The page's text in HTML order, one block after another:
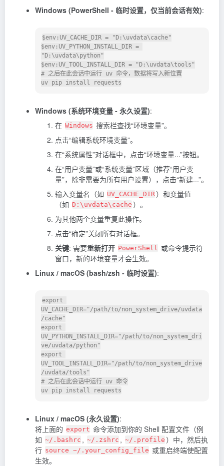
Windows (PowerShell - 临时设置，仅当前会话有效):
$env:UV_CACHE_DIR = "D:\uvdata\cache"
$env:UV_PYTHON_INSTALL_DIR =
"D:\uvdata\python"
$env:UV_TOOL_INSTALL_DIR = "D:\uvdata\tools"
# 之后在此会话中运行 uv 命令，数据将写入新位置
Windows (系统环境变量 - 永久设置):
在 Windows 搜索栏查找“环境变量”。
点击“编辑系统环境变量”。
在“系统属性”对话框中，点击“环境变量...”按钮。
在“用户变量”或“系统变量”区域（推荐“用户变
量”，除非需要为所有用户设置），点击“新建...”。
输入变量名（如 UV_CACHE_DIR ）和变量值
（如 D:\uvdata\cache ）。
为其他两个变量重复此操作。
点击“确定”关闭所有对话框。
关键: 需要重新打开 PowerShell 或命令提示符
窗口，新的环境变量才会生效。
Linux / macOS (bash/zsh - 临时设置):
export
UV_CACHE_DIR="/path/to/non_system_drive/uvdata
/cache"
export
UV_PYTHON_INSTALL_DIR="/path/to/non_system_dri
ve/uvdata/python"
export
UV_TOOL_INSTALL_DIR="/path/to/non_system_drive
/uvdata/tools"
# 之后在此会话中运行 uv 命令
Linux / macOS (永久设置):
将上面的 export 命令添加到你的 Shell 配置文件（例
如 ~/.bashrc , ~/.zshrc , ~/.profile ）中，然后执
行 source ~/.your_config_file 或重启终端使配置
生效。